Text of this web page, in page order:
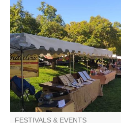
Animations, buvette, visite du
par la Commune, repas (sur
artisanal et de producteurs.
FESTIVALS & EVENTS